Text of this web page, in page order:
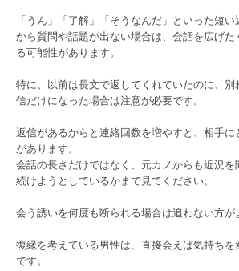
「うん」「了解」「そうなんだ」といった短
から質問や話題が出ない場合は、会話を広げ
る可能性があります。
特に、以前は長文で返してくれていたのに、別
信だけになった場合は注意が必要です。
返信があるからと連絡回数を増やすと、相手
があります。
会話の長さだけではなく、元カノからも近況
続けようとしているかまで見てください。
会う誘いを何度も断られる場合は追わない方が
復縁を考えている男性は、直接会えば気持ち
です。